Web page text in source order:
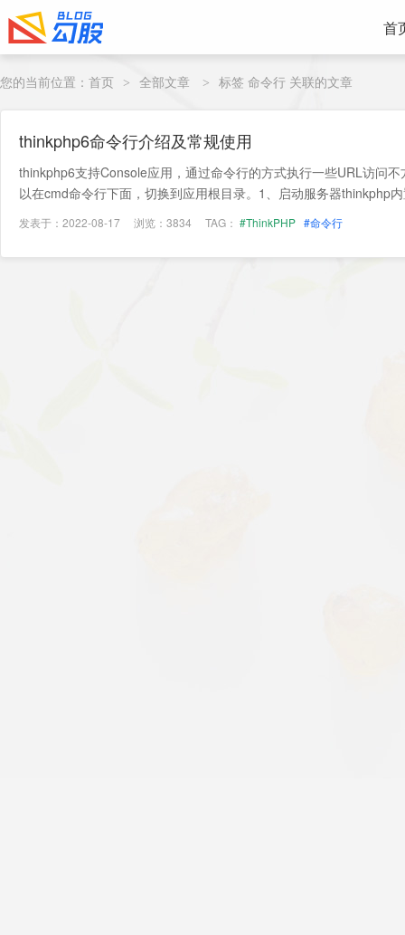
首
您的当前位置： 首页 > 全部文章 > 标签 命令行 关联的文章
thinkphp6命令行介绍及常规使用
thinkphp6支持Console应用，通过命令行的方式执行一些URL访问
以在cmd命令行下面，切换到应用根目录。1、启动服务器thinkphp
发表于：2022-08-17 浏览：3834 TAG： #ThinkPHP #命令行